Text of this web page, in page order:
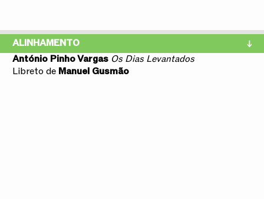
ALINHAMENTO
António Pinho Vargas Os Dias Levantados
Libreto de Manuel Gusmão